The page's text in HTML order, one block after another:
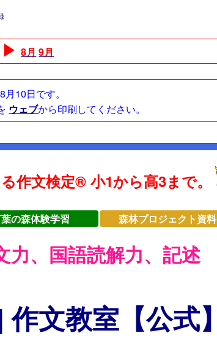
▶8月 9月
10日です。
ウェブから印刷してください。
作文検定® 小1から高3まで。
の森体験学習 森林プロジェクト資料
力、国語読解力、記述
文教室【公式】